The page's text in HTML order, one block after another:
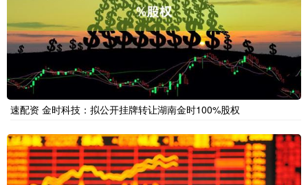
速配资 金时科技：拟公开挂牌转让湖南金时100%股权